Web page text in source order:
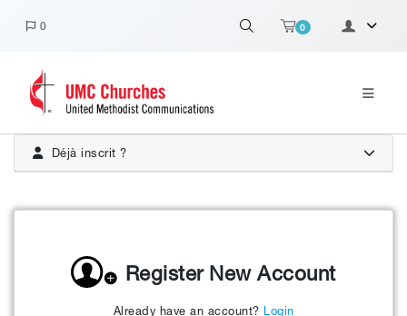
0 0
Déjà inscrit ?
Register New Account
Already have an account? Login